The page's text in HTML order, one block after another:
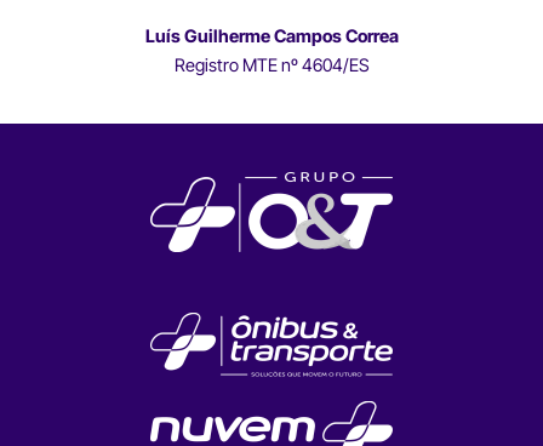
Luís Guilherme Campos Correa
Registro MTE nº 4604/ES